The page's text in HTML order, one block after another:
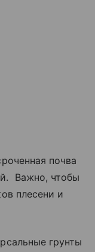
почва
Важно, чтобы
плесени и
грунты